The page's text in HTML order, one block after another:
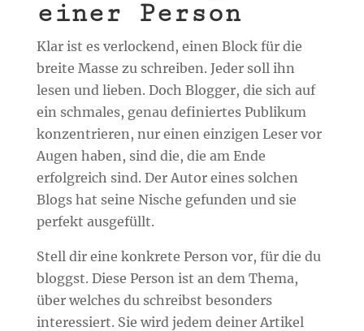
einer Person
Klar ist es verlockend, einen Block für die
breite Masse zu schreiben. Jeder soll ihn
lesen und lieben. Doch Blogger, die sich auf
ein schmales, genau definiertes Publikum
konzentrieren, nur einen einzigen Leser vor
Augen haben, sind die, die am Ende
erfolgreich sind. Der Autor eines solchen
Blogs hat seine Nische gefunden und sie
perfekt ausgefüllt.
Stell dir eine konkrete Person vor, für die du
bloggst. Diese Person ist an dem Thema,
über welches du schreibst besonders
interessiert. Sie wird jedem deiner Artikel